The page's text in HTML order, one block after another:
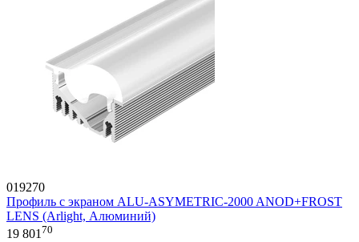
019270
Профиль с экраном ALU-ASYMETRIC-2000 ANOD+FROST
LENS (Arlight, Алюминий)
19 801 70